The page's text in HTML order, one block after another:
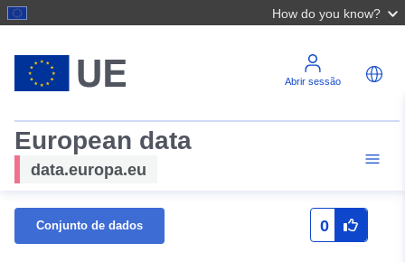
How do you know?
Abrir sessão
European data
data.europa.eu
Conjunto de dados 0